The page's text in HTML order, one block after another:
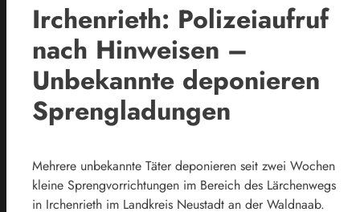
Irchenrieth: Polizeiaufruf
nach Hinweisen –
Unbekannte deponieren
Sprengladungen
Mehrere unbekannte Täter deponieren seit zwei Wochen
kleine Sprengvorrichtungen im Bereich des Lärchenwegs
in Irchenrieth im Landkreis Neustadt an der Waldnaab.